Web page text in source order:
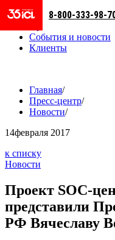
Направления
События и новости
Клиенты
8-800-333-98-
Главная/
Пресс-центр/
Новости/
14февраля 2017
к списку
Новости
Проект SOC-
представили
РФ Вячеславу